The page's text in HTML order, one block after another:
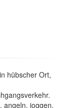
hübscher Ort,
angeln, joggen,